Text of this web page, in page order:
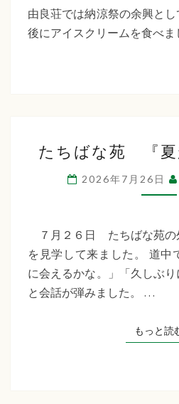
会
祭
由良荘では納涼祭の余興と
後にアイスクリームを食べま
ち
ば
な
『
越
祭
物
たちばな苑 『夏
2026年7月26日
７月２６日 たちばな苑の
を見学して来ました。 道中
に会えるかな。」「久しぶ
と会話が弾みました。 …
もっと読